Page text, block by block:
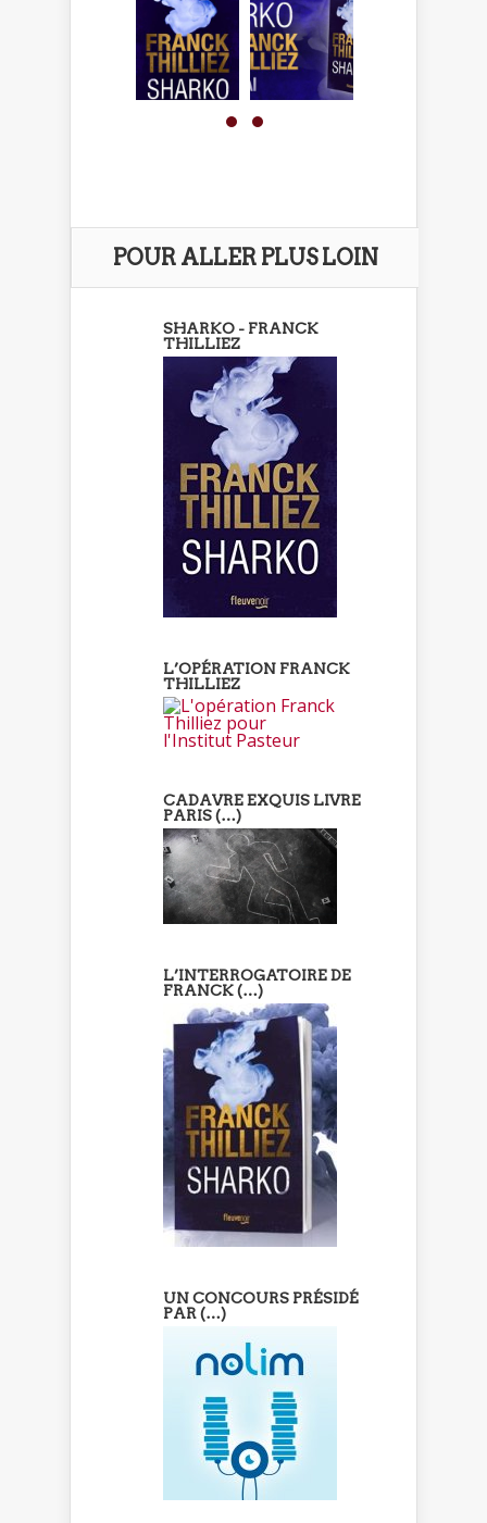
POUR ALLER PLUS LOIN
SHARKO - FRANCK
THILLIEZ
L’OPÉRATION FRANCK
THILLIEZ
CADAVRE EXQUIS LIVRE
PARIS (…)
L’INTERROGATOIRE DE
FRANCK (…)
UN CONCOURS PRÉSIDÉ
PAR (…)